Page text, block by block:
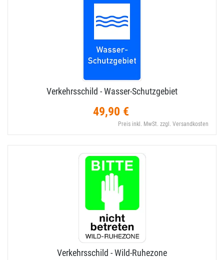
Verkehrsschild - Wasser-​Schutzgebiet
49,90 €
Preis inkl. MwSt. zzgl. Versandkosten
Verkehrsschild - Wild-​Ruhezone